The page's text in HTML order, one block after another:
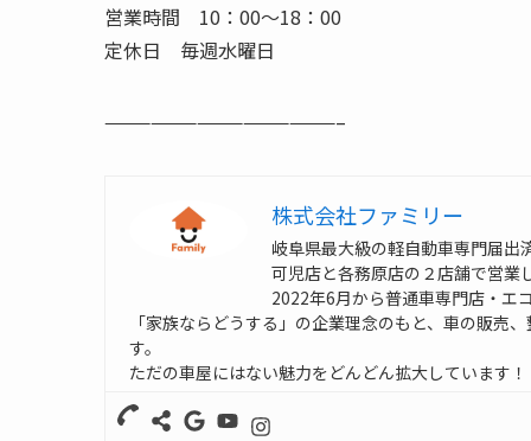
営業時間 10：00～18：00
定休日 毎週水曜日
———————————————–
株式会社ファミリー
岐阜県最大級の軽自動車専門届出
可児店と各務原店の２店舗で営業
2022年6月から普通車専門店・エ
「家族ならどうする」の企業理念のもと、車の販売
す。
ただの車屋にはない魅力をどんどん拡大しています！